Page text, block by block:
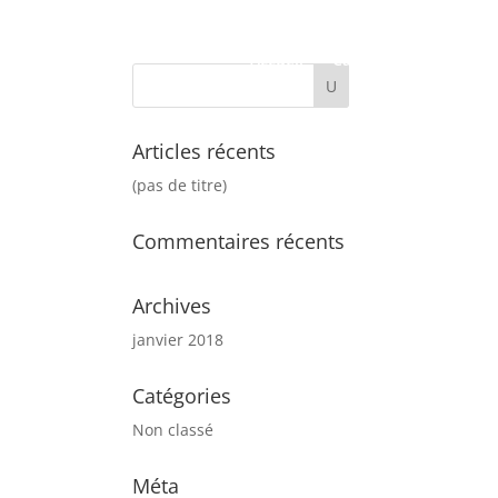
Accueil Carte
Articles récents
(pas de titre)
Commentaires récents
Archives
janvier 2018
Catégories
Non classé
Méta